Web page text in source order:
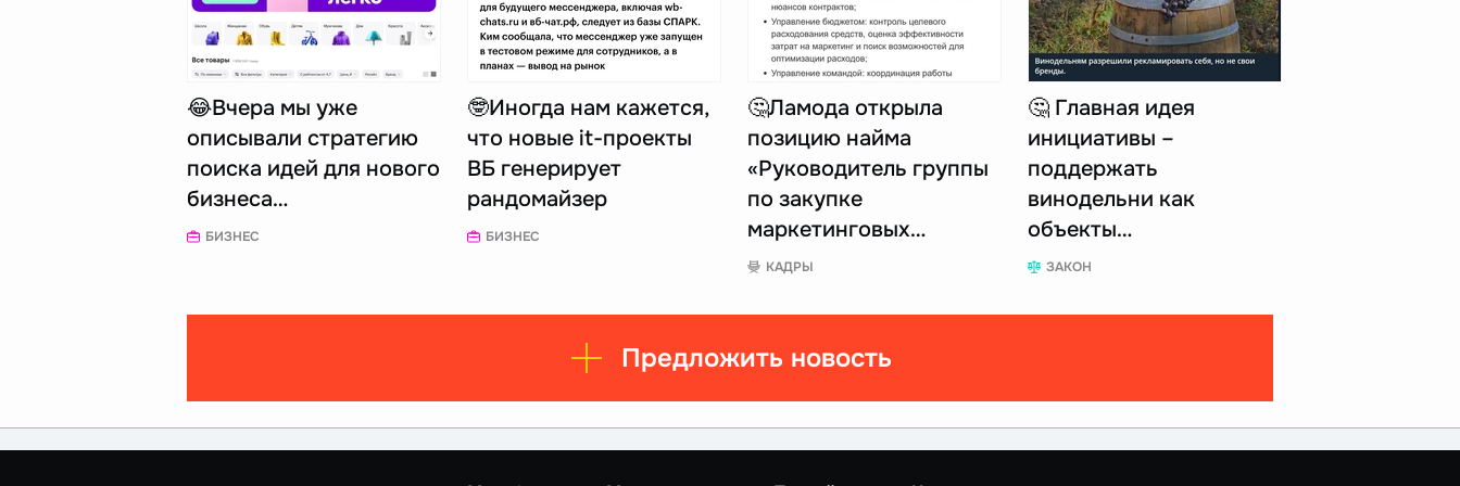
😂Вчера мы уже
описывали стратегию
поиска идей для нового
бизнеса…
БИЗНЕС
🤓Иногда нам кажется,
что новые it-проекты
ВБ генерирует
рандомайзер
БИЗНЕС
🤔Ламода открыла
позицию найма
«Руководитель группы
по закупке
маркетинговых…
КАДРЫ
🤔 Главная идея
инициативы –
поддержать
винодельни как
объекты…
ЗАКОН
Предложить новость